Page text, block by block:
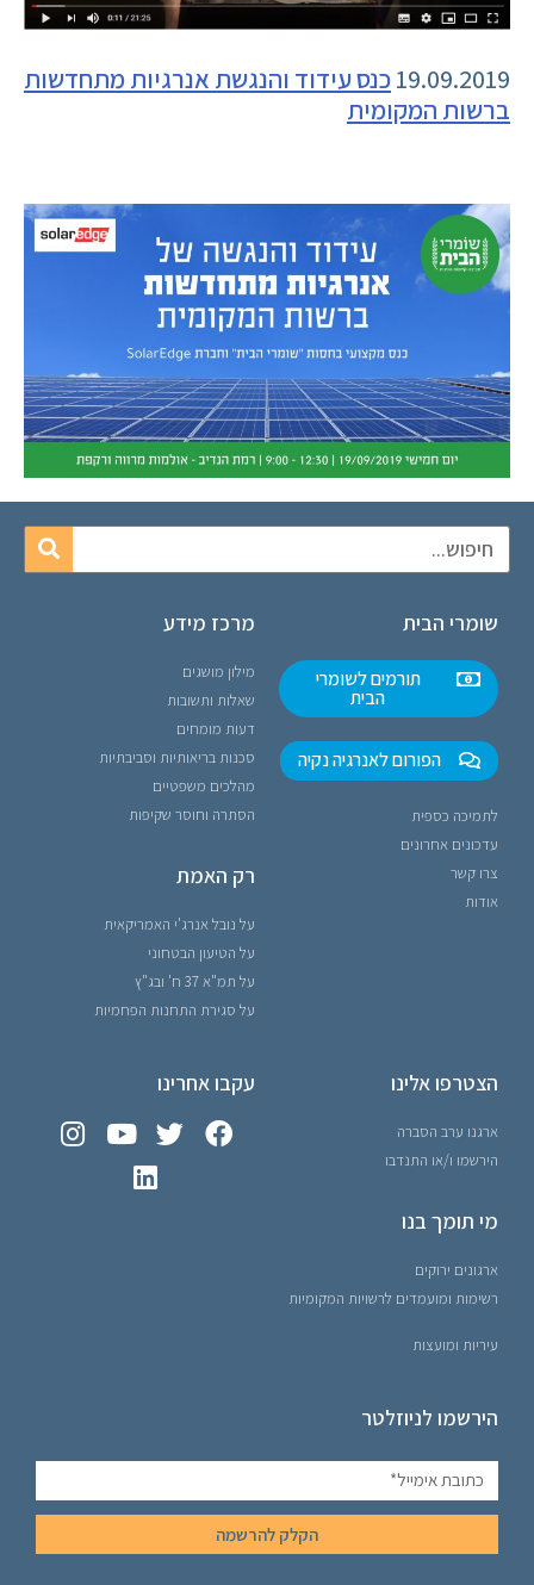
19.09.2019כנס עידוד והנגשת אנרגיות מתחדשות
ברשות המקומית
שומרי הבית
תורמים לשומרי
הבית
הפורום לאנרגיה נקיה
לתמיכה כספית
עדכונים אחרונים
צרו קשר
אודות
מרכז מידע
מילון מושגים
שאלות ותשובות
דעות מומחים
סכנות בריאותיות וסביבתיות
מהלכים משפטיים
הסתרה וחוסר שקיפות
רק האמת
על נובל אנרג'י האמריקאית
על הטיעון הבטחוני
על תמ"א 37 ח' ובג"ץ
על סגירת התחנות הפחמיות
הצטרפו אלינו
ארגנו ערב הסברה
הירשמו ו/או התנדבו
מי תומך בנו
ארגונים ירוקים
רשימות ומועמדים לרשויות המקומיות
עיריות ומועצות
עקבו אחרינו
הירשמו לניוזלטר
הקלק להרשמה